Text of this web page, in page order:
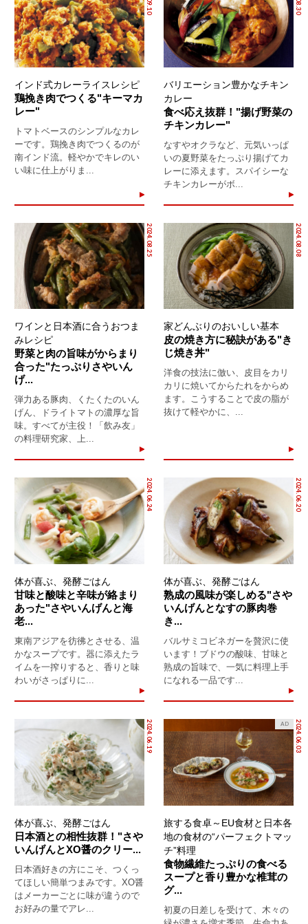
インド式カレーライスレシピ
鶏挽き肉でつくる"キーマカ
レー"
トマトベースのシンプルなカレ
ーです。鶏挽き肉でつくるのが
南インド流。軽やかでキレのい
い味に仕上がりま...
バリエーション豊かなチキン
カレー
食べ応え抜群！"揚げ野菜の
チキンカレー"
なすやオクラなど、元気いっぱ
いの夏野菜をたっぷり揚げてカ
レーに添えます。スパイシーな
チキンカレーがボ...
2024.08.25
ワインと日本酒に合うおつま
みレシピ
野菜と肉の旨味がからまり
合った"たっぷりさやいん
げ...
弾力ある豚肉、くたくたのいん
げん、ドライトマトの濃厚な旨
味。すべてが主役！「飲み友」
の料理研究家、上...
2024.08.08
家どんぶりのおいしい基本
皮の焼き方に秘訣がある"き
じ焼き丼"
洋食の技法に倣い、皮目をカリ
カリに焼いてからたれをからめ
ます。こうすることで皮の脂が
抜けて軽やかに、...
2024.06.24
体が喜ぶ、発酵ごはん
甘味と酸味と辛味が絡まり
あった"さやいんげんと海
老...
東南アジアを彷彿とさせる、温
かなスープです。器に添えたラ
イムを一搾りすると、香りと味
わいがさっぱりに...
2024.06.20
体が喜ぶ、発酵ごはん
熟成の風味が楽しめる"さや
いんげんとなすの豚肉巻
き...
バルサミコビネガーを贅沢に使
います！ブドウの酸味、甘味と
熟成の旨味で、一気に料理上手
になれる一品です...
2024.06.19
体が喜ぶ、発酵ごはん
日本酒との相性抜群！"さや
いんげんとXO醤のクリー...
日本酒好きの方にこそ、つくっ
てほしい簡単つまみです。XO醤
はメーカーごとに味が違うので
お好みの量でアレ...
2024.06.03
AD
旅する食卓～EU食材と日本各
地の食材の“パーフェクトマッ
チ”料理
食物繊維たっぷりの食べる
スープと香り豊かな椎茸の
グ...
初夏の日差しを受けて、木々の